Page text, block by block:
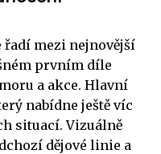
řadí mezi nejnovější
prvním díle
a akce. Hlavní
nabídne ještě víc
situací. Vizuálně
dějové linie a